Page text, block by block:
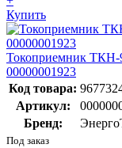
Купить
Токоприемник
00000001923
Код товара:
Артикул:
Бренд:
Под заказ